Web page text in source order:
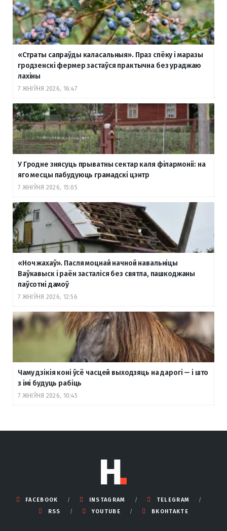
«Страты сапраўды каласальныя». Праз спёку і маразы
гродзенскі фермер застаўся практычна без ураджаю
лахіны
7 ЖНІЎНЯ 2026, 16:47
У Гродне знясуць прыватны сектар каля філармоніі: на
яго месцы пабудуюць грамадскі цэнтр
7 ЖНІЎНЯ 2026, 15:05
«Ноч жахаў». Пасля моцнай начной навальніцы
Ваўкавыск і раён засталіся без святла, пашкоджаны
паўсотні дамоў
7 ЖНІЎНЯ 2026, 12:56
Чаму дзікія коні ўсё часцей выходзяць на дарогі — і што
з імі будуць рабіць
7 ЖНІЎНЯ 2026, 10:45
FACEBOOK INSTAGRAM
TELEGRAM
RSS
YOUTUBE ВКОНТАКТЕ